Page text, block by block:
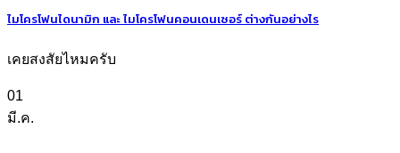
ไมโครโฟนไดนามิก และ ไมโครโฟนคอนเดนเซอร์ ต่างกันอย่างไร
เคยสงสัยไหมครับ
01
มี.ค.